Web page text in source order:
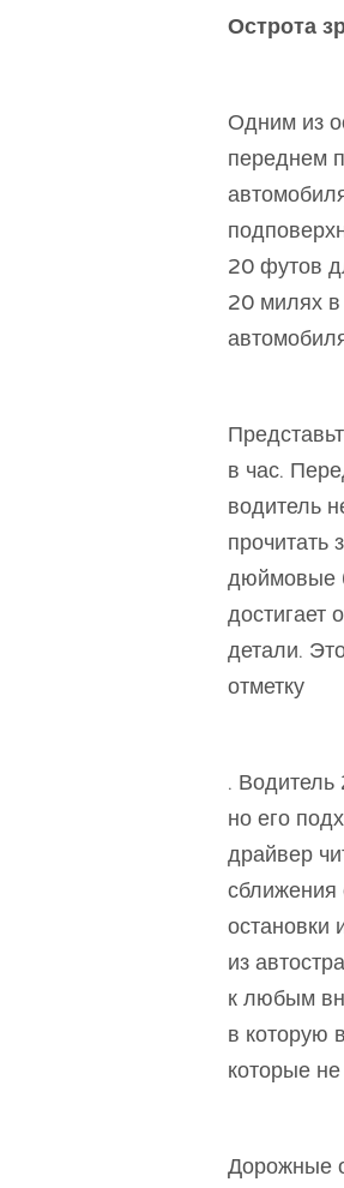
Острота
Одним из
переднем
20 футов
20 милях в
в час.
водитель
прочитать
дюймовые
достигает
детали.
отметку
. Водитель
но его
драйвер
сближения
остановки
из
к любым
в которую
которые
Дорожные